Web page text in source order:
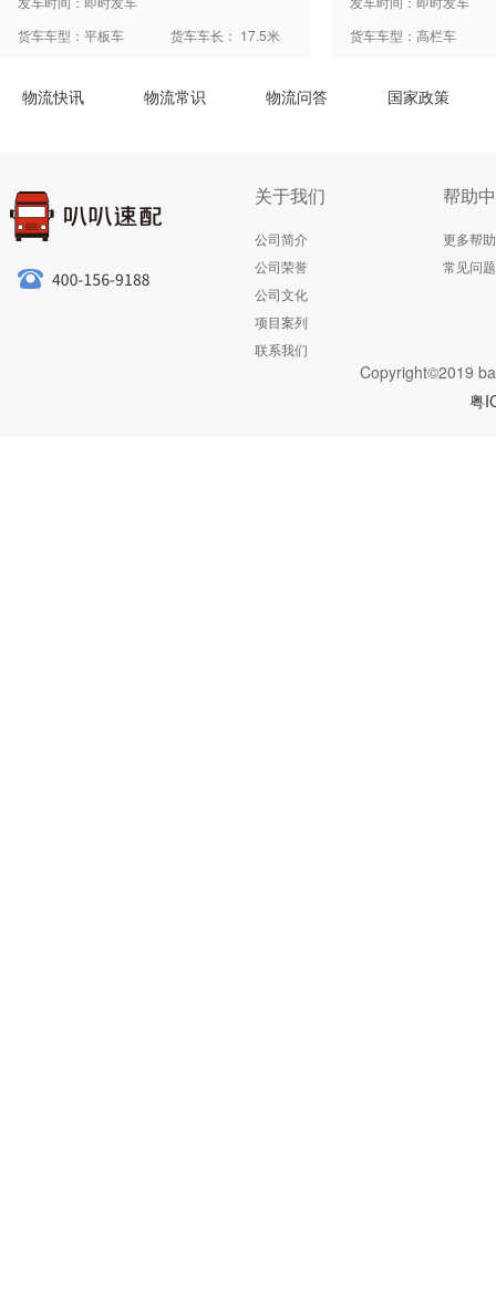
货车车型：平板车
货车车长： 17.5米
货车车型：高栏车
物流快讯 物流常识 物流问答 国家政策
关于我们
公司简介
公司荣誉
公司文化
项目案列
联系我们
帮助
更多帮助
常见问题
Copyright©2019
粤